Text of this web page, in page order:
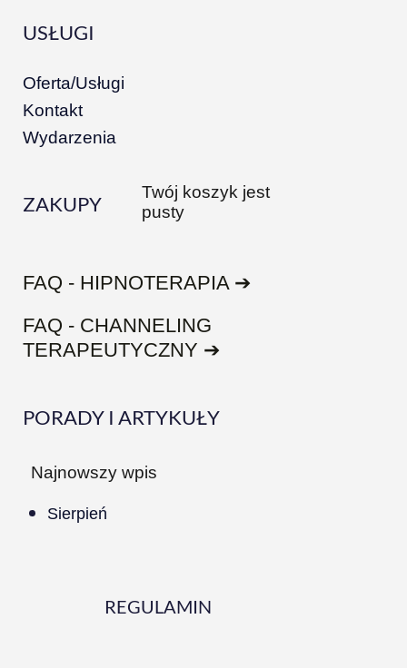
USŁUGI
Oferta/Usługi
Kontakt
Wydarzenia
ZAKUPY
Twój koszyk jest
pusty
FAQ - HIPNOTERAPIA ➔
FAQ - CHANNELING
TERAPEUTYCZNY ➔
PORADY I ARTYKUŁY
Najnowszy wpis
Sierpień
REGULAMIN